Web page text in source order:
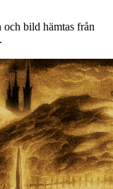
bild hämtas från